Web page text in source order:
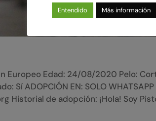
Europeo Edad: 24/08/2020 Pelo:
Sí ADOPCIÓN EN: SOLO
Historial de adopción: ¡Hola! Soy
Entendido Más información